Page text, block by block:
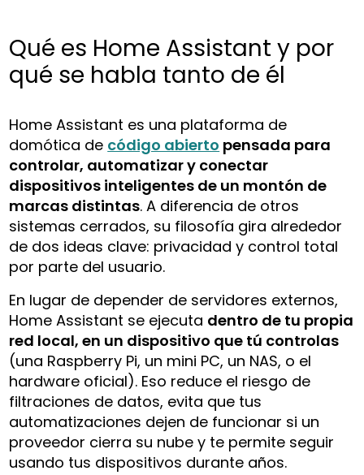
Qué es Home Assistant y por
qué se habla tanto de él
Home Assistant es una plataforma de
domótica de código abierto pensada para
controlar, automatizar y conectar
dispositivos inteligentes de un montón de
marcas distintas. A diferencia de otros
sistemas cerrados, su filosofía gira alrededor
de dos ideas clave: privacidad y control total
por parte del usuario.
En lugar de depender de servidores externos,
Home Assistant se ejecuta dentro de tu propia
red local, en un dispositivo que tú controlas
(una Raspberry Pi, un mini PC, un NAS, o el
hardware oficial). Eso reduce el riesgo de
filtraciones de datos, evita que tus
automatizaciones dejen de funcionar si un
proveedor cierra su nube y te permite seguir
usando tus dispositivos durante años.